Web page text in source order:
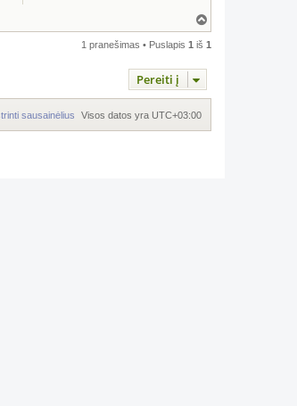
v
i
1 pranešimas • Puslapis 1 iš 1
Pereiti į
Visos datos yra UTC+03:00
sausainėlius